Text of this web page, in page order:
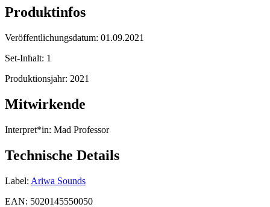
Produktinfos
Veröffentlichungsdatum: 01.09.2021
Set-Inhalt: 1
Produktionsjahr: 2021
Mitwirkende
Interpret*in: Mad Professor
Technische Details
Label: Ariwa Sounds
EAN: 5020145550050